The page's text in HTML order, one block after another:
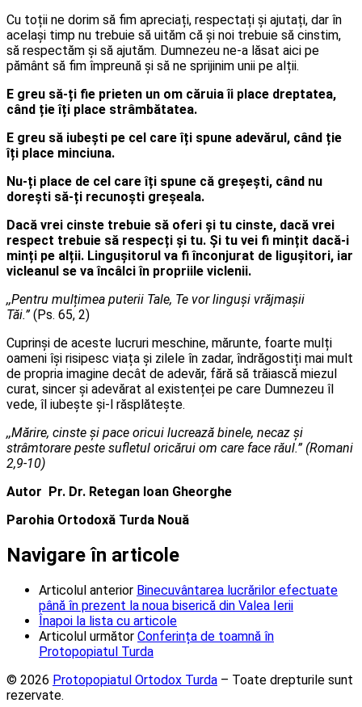
Cu toții ne dorim să fim apreciați, respectați și ajutați, dar în
același timp nu trebuie să uităm că și noi trebuie să cinstim,
să respectăm și să ajutăm. Dumnezeu ne-a lăsat aici pe
pământ să fim împreună și să ne sprijinim unii pe alții.
E greu să-ți fie prieten un om căruia îi place dreptatea,
când ție îți place strâmbătatea.
E greu să iubești pe cel care îți spune adevărul, când ție
îți place minciuna.
Nu-ți place de cel care îți spune că greșești, când nu
dorești să-ți recunoști greșeala.
Dacă vrei cinste trebuie să oferi și tu cinste, dacă vrei
respect trebuie să respecți și tu. Și tu vei fi mințit dacă-i
minți pe alții. Lingușitorul va fi înconjurat de ligușitori, iar
vicleanul se va încâlci în propriile viclenii.
,,Pentru mulțimea puterii Tale, Te vor linguși vrăjmașii
Tăi.”(Ps. 65, 2)
Cuprinși de aceste lucruri meschine, mărunte, foarte mulți
oameni își risipesc viața și zilele în zadar, îndrăgostiți mai mult
de propria imagine decât de adevăr, fără să trăiască miezul
curat, sincer și adevărat al existenței pe care Dumnezeu îl
vede, îl iubește și-l răsplătește.
,,Mărire, cinste și pace oricui lucrează binele, necaz și
strâmtorare peste sufletul oricărui om care face răul.” (Romani
2,9-10)
Autor Pr. Dr. Retegan Ioan Gheorghe
Parohia Ortodoxă Turda Nouă
Navigare în articole
Articolul anterior Binecuvântarea lucrărilor efectuate
până în prezent la noua biserică din Valea Ierii
Înapoi la lista cu articole
Articolul următor Conferința de toamnă în
Protopopiatul Turda
© 2026 Protopopiatul Ortodox Turda – Toate drepturile sunt
rezervate.